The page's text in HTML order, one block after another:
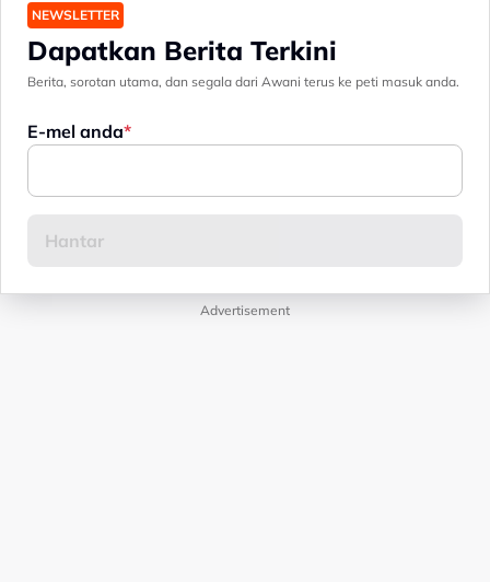
NEWSLETTER
Dapatkan Berita Terkini
Berita, sorotan utama, dan segala dari Awani terus ke peti masuk anda.
E-mel anda
Advertisement